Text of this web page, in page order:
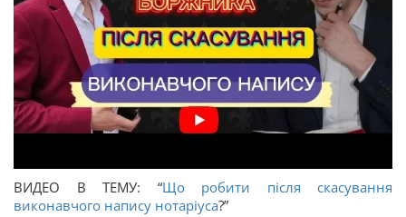
ВИДЕО В ТЕМУ: “Що робити після скасування
виконавчого напису нотаріуса?”